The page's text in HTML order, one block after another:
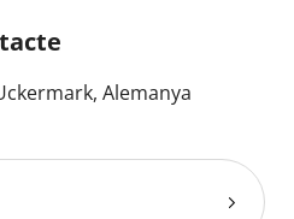
Alemanya